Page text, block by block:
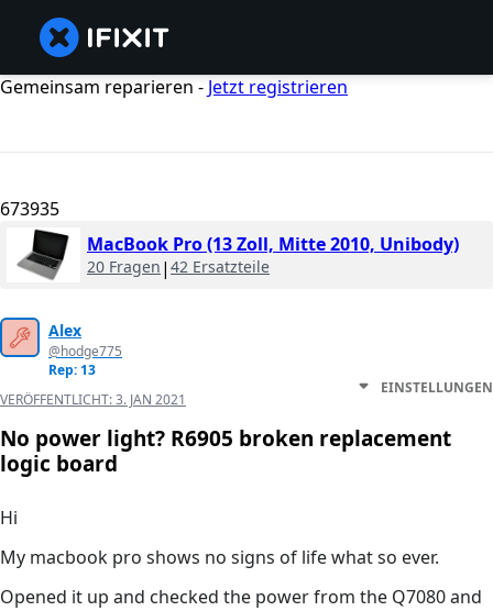
Gemeinsam reparieren - Jetzt registrieren
673935
MacBook Pro (13 Zoll, Mitte 2010, Unibody)
20 Fragen | 42 Ersatzteile
Alex
@hodge775
Rep: 13
VERÖFFENTLICHT:3. JAN 2021
EINSTELLUNGEN
No power light? R6905 broken replacement
logic board
Hi
My macbook pro shows no signs of life what so ever.
Opened it up and checked the power from the Q7080 and